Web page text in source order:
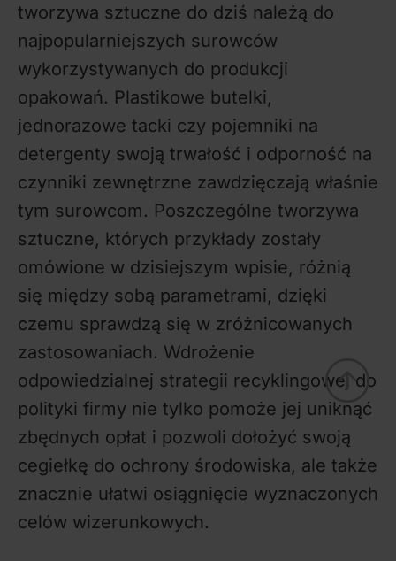
tworzywa sztuczne do dziś należą do
najpopularniejszych surowców
wykorzystywanych do produkcji
opakowań. Plastikowe butelki,
jednorazowe tacki czy pojemniki na
detergenty swoją trwałość i odporność na
czynniki zewnętrzne zawdzięczają właśnie
tym surowcom. Poszczególne tworzywa
sztuczne, których przykłady zostały
omówione w dzisiejszym wpisie, różnią
się między sobą parametrami, dzięki
czemu sprawdzą się w zróżnicowanych
zastosowaniach. Wdrożenie
odpowiedzialnej strategii recyklingowej do
polityki firmy nie tylko pomoże jej uniknąć
zbędnych opłat i pozwoli dołożyć swoją
cegiełkę do ochrony środowiska, ale także
znacznie ułatwi osiągnięcie wyznaczonych
celów wizerunkowych.